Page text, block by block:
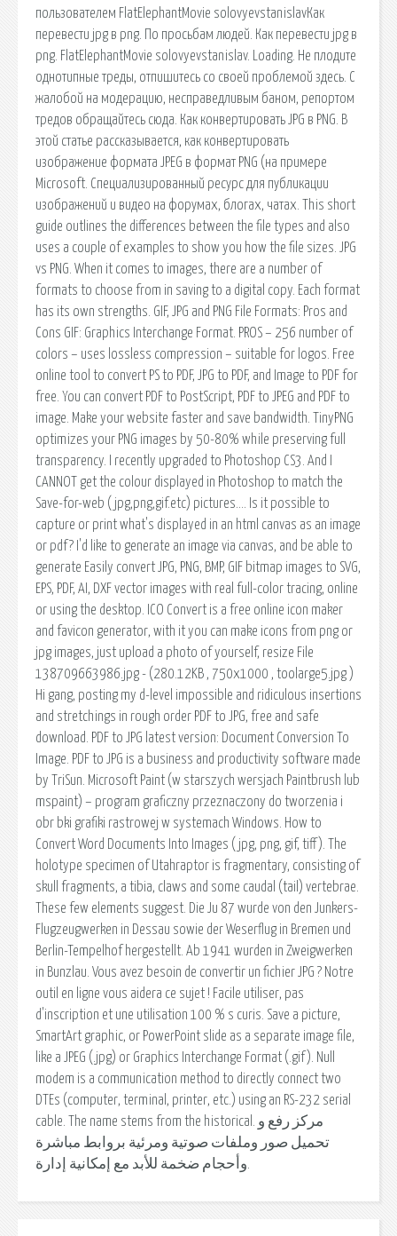
пользователем FlatElephantMovie solovyevstanislavКак
перевести jpg в png. По просьбам людей. Как перевести jpg в
png. FlatElephantMovie solovyevstanislav. Loading. Не плодите
однотипные треды, отпишитесь со своей проблемой здесь. С
жалобой на модерацию, несправедливым баном, репортом
тредов обращайтесь сюда. Как конвертировать JPG в PNG. В
этой статье рассказывается, как конвертировать
изображение формата JPEG в формат PNG (на примере
Microsoft. Специализированный ресурс для публикации
изображений и видео на форумах, блогах, чатах. This short
guide outlines the differences between the file types and also
uses a couple of examples to show you how the file sizes. JPG
vs PNG. When it comes to images, there are a number of
formats to choose from in saving to a digital copy. Each format
has its own strengths. GIF, JPG and PNG File Formats: Pros and
Cons GIF: Graphics Interchange Format. PROS – 256 number of
colors – uses lossless compression – suitable for logos. Free
online tool to convert PS to PDF, JPG to PDF, and Image to PDF for
free. You can convert PDF to PostScript, PDF to JPEG and PDF to
image. Make your website faster and save bandwidth. TinyPNG
optimizes your PNG images by 50-80% while preserving full
transparency. I recently upgraded to Photoshop CS3. And I
CANNOT get the colour displayed in Photoshop to match the
Save-for-web (jpg,png,gif.etc) pictures…. Is it possible to
capture or print what's displayed in an html canvas as an image
or pdf? I'd like to generate an image via canvas, and be able to
generate Easily convert JPG, PNG, BMP, GIF bitmap images to SVG,
EPS, PDF, AI, DXF vector images with real full-color tracing, online
or using the desktop. ICO Convert is a free online icon maker
and favicon generator, with it you can make icons from png or
jpg images, just upload a photo of yourself, resize File
138709663986.jpg - (280.12KB , 750x1000 , toolarge5.jpg )
Hi gang, posting my d-level impossible and ridiculous insertions
and stretchings in rough order PDF to JPG, free and safe
download. PDF to JPG latest version: Document Conversion To
Image. PDF to JPG is a business and productivity software made
by TriSun. Microsoft Paint (w starszych wersjach Paintbrush lub
mspaint) – program graficzny przeznaczony do tworzenia i
obr bki grafiki rastrowej w systemach Windows. How to
Convert Word Documents Into Images (jpg, png, gif, tiff). The
holotype specimen of Utahraptor is fragmentary, consisting of
skull fragments, a tibia, claws and some caudal (tail) vertebrae.
These few elements suggest. Die Ju 87 wurde von den Junkers-
Flugzeugwerken in Dessau sowie der Weserflug in Bremen und
Berlin-Tempelhof hergestellt. Ab 1941 wurden in Zweigwerken
in Bunzlau. Vous avez besoin de convertir un fichier JPG ? Notre
outil en ligne vous aidera ce sujet ! Facile utiliser, pas
d'inscription et une utilisation 100 % s curis. Save a picture,
SmartArt graphic, or PowerPoint slide as a separate image file,
like a JPEG (.jpg) or Graphics Interchange Format (.gif). Null
modem is a communication method to directly connect two
DTEs (computer, terminal, printer, etc.) using an RS-232 serial
cable. The name stems from the historical. مركز رفع و
تحميل صور وملفات صوتية ومرئية بروابط مباشرة